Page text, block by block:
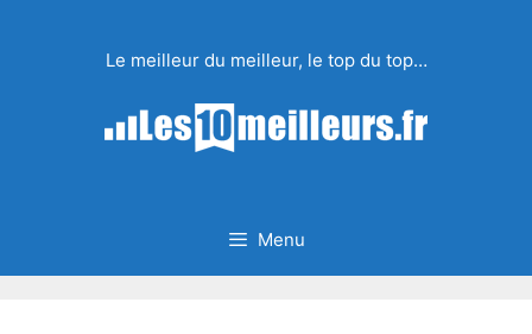
Le meilleur du meilleur, le top du top…
Menu